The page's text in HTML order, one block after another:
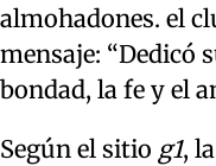
almohadones. el
mensaje: “Dedicó
bondad, la fe y el
Según el sitio g1,